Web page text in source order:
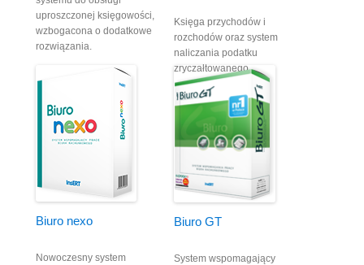
uproszczonej księgowości,
wzbogacona o dodatkowe
rozwiązania.
Księga przychodów i
rozchodów oraz system
naliczania podatku
zryczałtowanego.
Biuro nexo
Nowoczesny system
Biuro GT
System wspomagający